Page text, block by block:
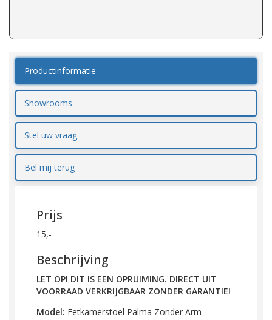
Productinformatie
Showrooms
Stel uw vraag
Bel mij terug
Prijs
15,-
Beschrijving
LET OP! DIT IS EEN OPRUIMING. DIRECT UIT
VOORRAAD VERKRIJGBAAR ZONDER GARANTIE!
Model: Eetkamerstoel Palma Zonder Arm